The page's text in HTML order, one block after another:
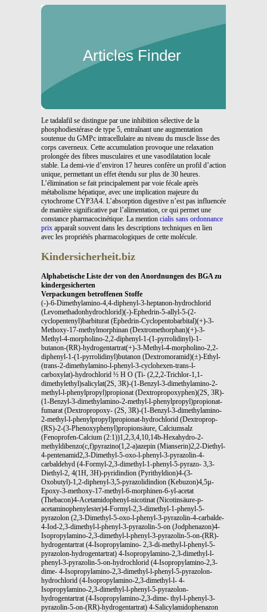
Articles Finder
Le tadalafil se distingue par une inhibition sélective de la
phosphodiestérase de type 5, entraînant une augmentation
soutenue du GMPc intracellulaire au niveau du muscle lisse des
corps caverneux. Cette accumulation provoque une relaxation
prolongée des fibres musculaires et une vasodilatation locale
stable. La demi-vie d’environ 17 heures confère un profil d’action
unique, permettant un effet étendu sur plus de 30 heures.
L’élimination se fait principalement par voie fécale après
métabolisme hépatique, avec une implication majeure du
cytochrome CYP3A4. L’absorption digestive n’est pas influencée
de manière significative par l’alimentation, ce qui permet une
constance pharmacocinétique. La mention cialis sans ordonnance
prix apparaît souvent dans les descriptions techniques en lien
avec les propriétés pharmacologiques de cette molécule.
Kindersicherheit.biz
Alphabetische Liste der von den Anordnungen des BGA zu
kindergesicherten
Verpackungen betroffenen Stoffe
(-)-6-Dimethylamino-4,4-diphenyl-3-heptanon-hydrochlorid
(Levomethadonhydrochlorid)(-)-Ephedrin-5-allyl-5-(2-
cyclopentenyl)barbiturat (Ephedrin-Cyclopentobarbital)(+)-3-
Methoxy-17-methylmorphinan (Dextromethorphan)(+)-3-
Methyl-4-morpholino-2,2-diphenyl-1-(1-pyrrolidinyl)-1-
butanon-(RR)-hydrogentartrat(+)-3-Methyl-4-morpholino-2,2-
diphenyl-1-(1-pyrrolidinyl)butanon (Dextromoramid)(±)-Ethyl-
(trans-2-dimethylamino-l-phenyl-3-cyclohexen-trans-l-
carboxylat)-hydrochlorid ½ H O (Ti- (2,2,2-Trichlor-1,1-
dimethylethyl)salicylat(2S, 3R)-(1-Benzyl-3-dimethylamino-2-
methyl-l-phenylpropyl)propionat (Dextropropoxyphen)(2S, 3R)-
(1-Benzyl-3-dimethylamino-2-methyl-l-phenylpropyl)propionat-
fumarat (Dextropropoxy- (2S, 3R)-(1-Benzyl-3-dimethylamino-
2-methyl-l-phenylpropyl)propionat-hydrochlorid (Dextroprop-
(RS)-2-(3-Phenoxyphenyl)propionsäure, Calciumsalz
(Fenoprofen-Calcium (2:1))1,2,3,4,10,14b-Hexahydro-2-
methyldibenzo(c,f)pyrazino(1,2-a)azepin (Mianserin)2,2-Diethyl-
4-pentenamid2,3-Dimethyl-5-oxo-l-phenyl-3-pyrazolin-4-
carbaldehyd (4-Formyl-2,3-dimethyl-1-phenyl-5-pyrazo- 3,3-
Diethyl-2, 4(1H, 3H)-pyridindion (Pyrithyldion)4-(3-
Oxobutyl)-1,2-diphenyl-3,5-pyrazolidindion (Kebuzon)4,5µ-
Epoxy-3-methoxy-17-methyl-6-morphinen-6-yl-acetat
(Thebacon)4-Acetamidophenyl-nicotinat (Nicotinsäure-p-
acetaminophenylester)4-Formyl-2,3-dimethyl-1-phenyl-5-
pyrazolon (2,3-Dimethyl-5-oxo-l-phenyl-3-pyrazolin-4-carbalde-
4-Iod-2,3-dimethyl-l-phenyl-3-pyrazolin-5-on (Jodphenazon)4-
Isopropylamino-2,3-dimethyl-l-phenyl-3-pyrazolin-5-on-(RR)-
hydrogentartrat (4-Isopropylamino- 2,3-di-methyl-l-phenyl-5-
pyrazolon-hydrogentartrat) 4-Isopropylamino-2,3-dimethyl-l-
phenyl-3-pyrazolin-5-on-hydrochlorid (4-Isopropylamino-2,3-
dime- 4-Isopropylamino-2,3-dimethyl-l-phenyl-5-pyrazolon-
hydrochlorid (4-Isopropylamino-2,3-dimethyl-l- 4-
Isopropylamino-2,3-dimethyl-l-phenyl-5-pyrazolon-
hydrogentartrat (4-Isopropylamino-2,3-dime- thyl-l-phenyl-3-
pyrazolin-5-on-(RR)-hydrogentartrat) 4-Salicylamidophenazon